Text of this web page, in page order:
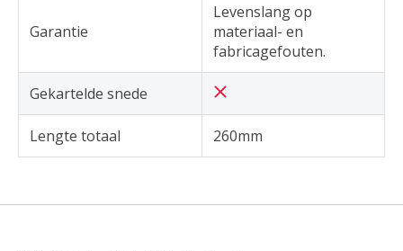
Garantie
Levenslang op
materiaal- en
fabricagefouten.
Gekartelde snede
Lengte totaal 260mm